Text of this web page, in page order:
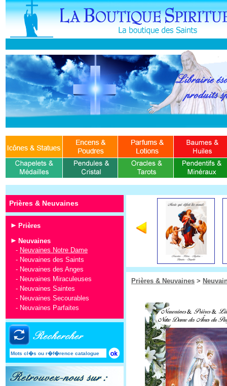
Prières & Neuvaines
Prières
Neuvaines
- Neuvaines Notre Dame
- Neuvaines des Saints
- Neuvaines des Anges
- Neuvaines Miraculeuses
- Neuvaines Saintes
- Neuvaines Secourables
- Neuvaines Parfaites
Prières & Neuvaines >